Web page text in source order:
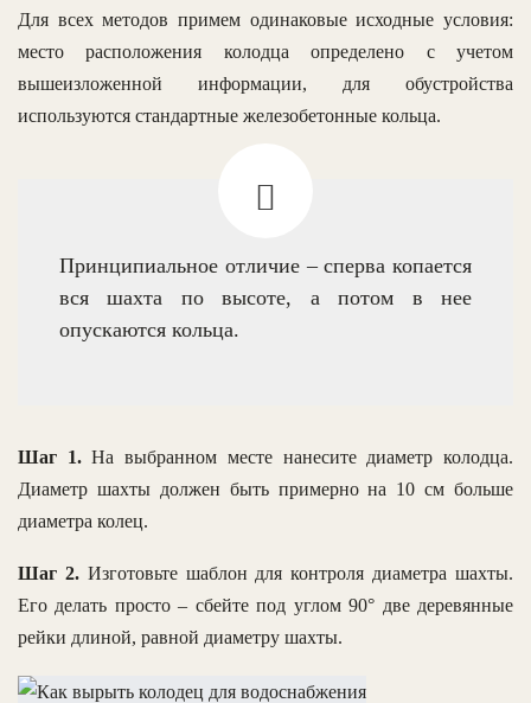
Для всех методов примем одинаковые исходные условия:
место расположения колодца определено с учетом
вышеизложенной информации, для обустройства
используются стандартные железобетонные кольца.
Принципиальное отличие – сперва копается
вся шахта по высоте, а потом в нее
опускаются кольца.
Шаг 1.На выбранном месте нанесите диаметр колодца.
Диаметр шахты должен быть примерно на 10 см больше
диаметра колец.
Шаг 2.Изготовьте шаблон для контроля диаметра шахты.
Его делать просто – сбейте под углом 90° две деревянные
рейки длиной, равной диаметру шахты.